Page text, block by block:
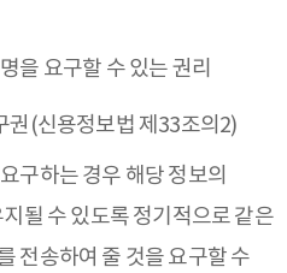
을 요구할 수 있는 권리
권(신용정보법 제33조의2)
구하는 경우 해당 정보의
될 수 있도록 정기적으로 같은
전송하여 줄 것을 요구할 수